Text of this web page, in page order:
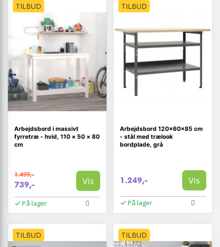
TILBUD
Arbejdsbord i massivt
fyrretræ - hvid, 110 × 50 × 80
cm
1.499,-
739,- Vis
På lager
TILBUD
Arbejdsbord 120×60×85 cm
- stål med trælook
bordplade, grå
1.249,- Vis
På lager
TILBUD TILBUD